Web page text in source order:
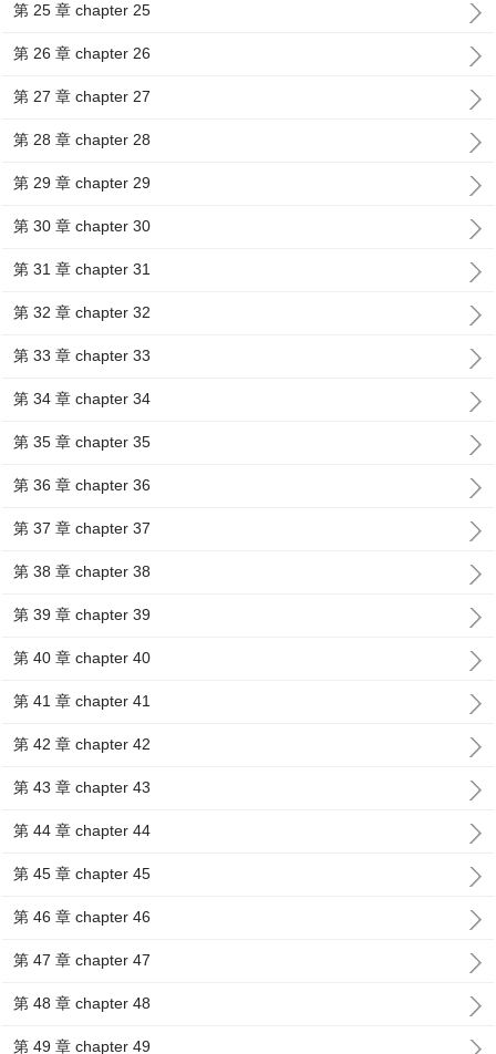
第 25 章 chapter 25
第 26 章 chapter 26
第 27 章 chapter 27
第 28 章 chapter 28
第 29 章 chapter 29
第 30 章 chapter 30
第 31 章 chapter 31
第 32 章 chapter 32
第 33 章 chapter 33
第 34 章 chapter 34
第 35 章 chapter 35
第 36 章 chapter 36
第 37 章 chapter 37
第 38 章 chapter 38
第 39 章 chapter 39
第 40 章 chapter 40
第 41 章 chapter 41
第 42 章 chapter 42
第 43 章 chapter 43
第 44 章 chapter 44
第 45 章 chapter 45
第 46 章 chapter 46
第 47 章 chapter 47
第 48 章 chapter 48
第 49 章 chapter 49